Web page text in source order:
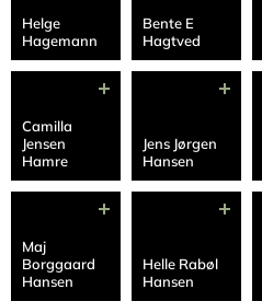
Helge
Hagemann
Bente E
Hagtved
Camilla
Jensen
Hamre
Jens Jørgen
Hansen
Maj
Borggaard
Hansen
Helle Rabøl
Hansen